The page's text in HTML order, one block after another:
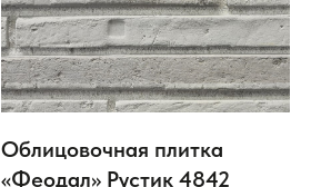
Облицовочная плитка
«Феодал» Рустик 4842